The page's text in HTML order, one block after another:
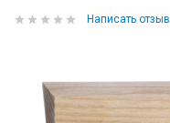
Написать отзыв